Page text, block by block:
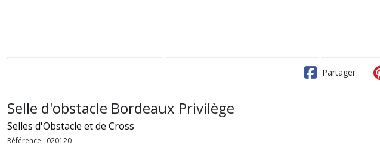
Partager
Selle d'obstacle Bordeaux Privilège
Selles d'Obstacle et de Cross
Référence : 020120